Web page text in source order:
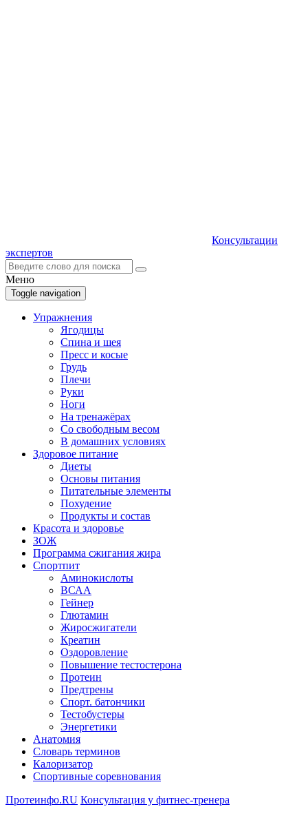
Консультации
экспертов
Меню
Toggle navigation
Упражнения
Ягодицы
Спина и шея
Пресс и косые
Грудь
Плечи
Руки
Ноги
На тренажёрах
Со свободным весом
В домашних условиях
Здоровое питание
Диеты
Основы питания
Питательные элементы
Похудение
Продукты и состав
Красота и здоровье
ЗОЖ
Программа сжигания жира
Спортпит
Аминокислоты
ВСАА
Гейнер
Глютамин
Жиросжигатели
Креатин
Оздоровление
Повышение тестостерона
Протеин
Предтрены
Спорт. батончики
Тестобустеры
Энергетики
Анатомия
Словарь терминов
Калоризатор
Спортивные соревнования
Протеинфо.RU Консультация у фитнес-тренера